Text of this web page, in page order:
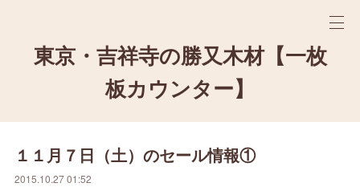
東京・吉祥寺の勝又木材【一枚
板カウンター】
１１月７日（土）のセール情報①
2015.10.27 01:52